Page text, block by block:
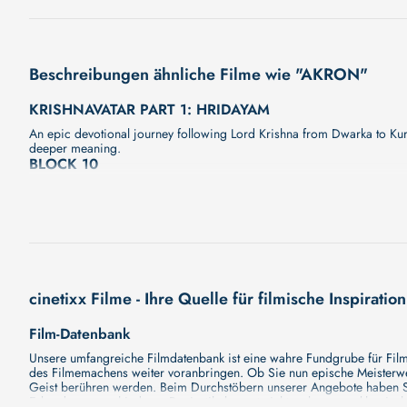
Beschreibungen ähnliche Filme wie "AKRON"
KRISHNAVATAR PART 1: HRIDAYAM
An epic devotional journey following Lord Krishna from Dwarka to
deeper meaning.
BLOCK 10
Unser neuer Film "BLOCK 10" wird Sie bald mit seiner großartigen
Gemeinsam blicken die beiden langjährigen Freunde Qusay und
Geschichte des Widerstands gegen die politische Gewalt in ihrem
BATWARA 1947
Während der Teilung Indiens erleben Familien Chaos und
einer von Angst geteilten Welt zu überleben.
IM REICH DER SINNE (1976) (WA: 2026)
cinetixx Filme - Ihre Quelle für filmische
Film-Datenbank
Unsere umfangreiche Filmdatenbank ist eine wahre Fundgrube für
des Filmemachens weiter voranbringen. Ob Sie nun epische
Geist berühren werden. Beim Durchstöbern unserer Angebote
Erkundung verschiedener Regiestile kommt nicht zu kurz, von